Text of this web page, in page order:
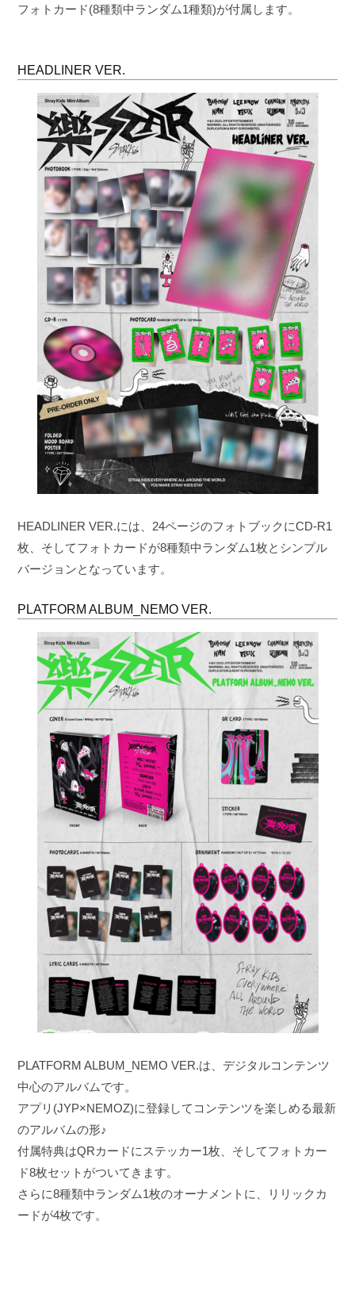
フォトカード(8種類中ランダム1種類)が付属します。
HEADLINER VER.
HEADLINER VER.には、24ページのフォトブックにCD-R1
枚、そしてフォトカードが8種類中ランダム1枚とシンプル
バージョンとなっています。
PLATFORM ALBUM_NEMO VER.
PLATFORM ALBUM_NEMO VER.は、デジタルコンテンツ
中心のアルバムです。
アプリ(JYP×NEMOZ)に登録してコンテンツを楽しめる最新
のアルバムの形♪
付属特典はQRカードにステッカー1枚、そしてフォトカー
ド8枚セットがついてきます。
さらに8種類中ランダム1枚のオーナメントに、リリックカ
ードが4枚です。